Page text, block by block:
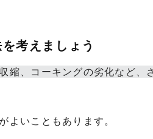
考えましょう
縮、コーキングの劣化など、
よいこともあります。